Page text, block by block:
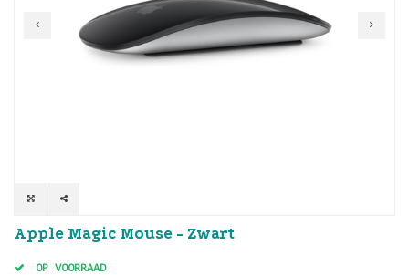
Apple Magic Mouse - Zwart
OP VOORRAAD